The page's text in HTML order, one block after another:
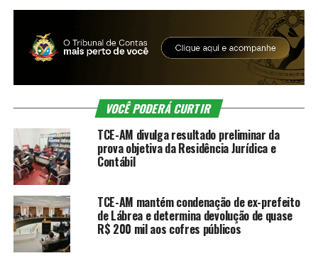
VOCÊ PODERÁ CURTIR
TCE-AM divulga resultado preliminar da
prova objetiva da Residência Jurídica e
Contábil
TCE-AM mantém condenação de ex-prefeito
de Lábrea e determina devolução de quase
R$ 200 mil aos cofres públicos